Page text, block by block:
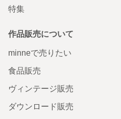
特集
作品販売について
minneで売りたい
食品販売
ヴィンテージ販売
ダウンロード販売